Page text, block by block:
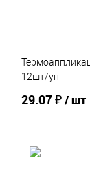
12шт/уп
29.07 ₽/ шт